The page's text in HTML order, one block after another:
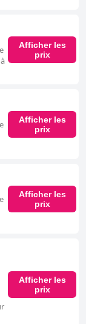
Afficher les
prix
Afficher les
prix
Afficher les
prix
Afficher les
prix